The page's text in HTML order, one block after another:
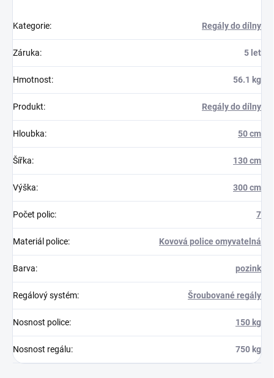
Kategorie: Regály do dílny
Záruka: 5 let
Hmotnost: 56.1 kg
Produkt: Regály do dílny
Hloubka: 50 cm
Šířka: 130 cm
Výška: 300 cm
Počet polic: 7
Materiál police: Kovová police omyvatelná
Barva: pozink
Regálový systém: Šroubované regály
Nosnost police: 150 kg
Nosnost regálu: 750 kg